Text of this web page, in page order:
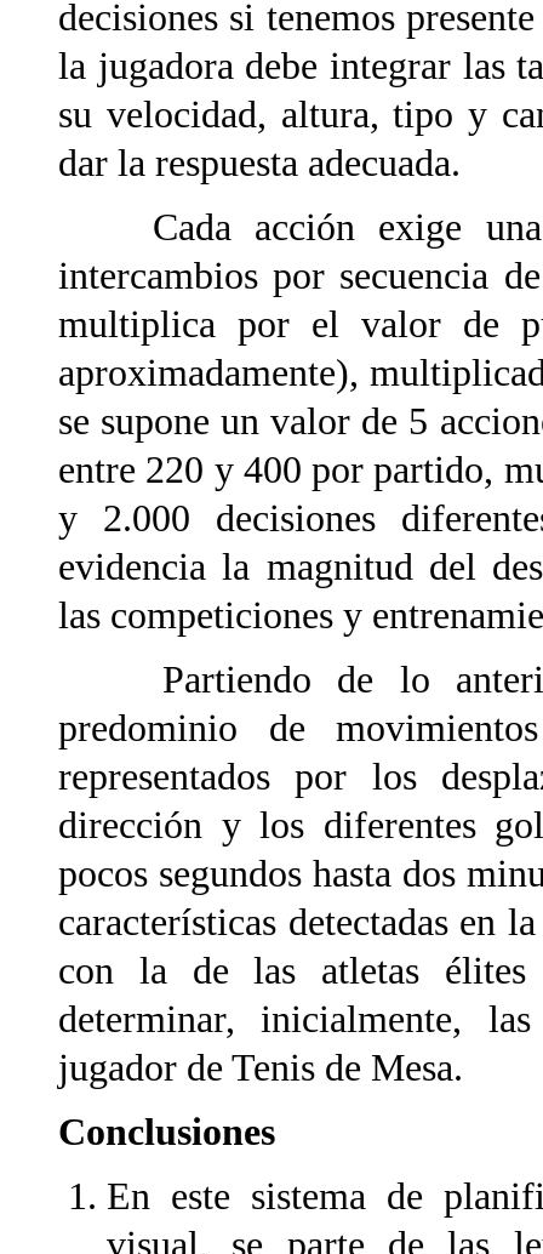
decisiones si tenemos
la jugadora debe integrar las
su velocidad, altura, tipo y
dar la respuesta adecuada.
Cada acción exige una
intercambios por secuencia
multiplica por el valor de
aproximadamente),
se supone un valor de 5
entre 220 y 400 por partido,
y 2.000 decisiones
evidencia la magnitud del
las competiciones y
Partiendo de lo
predominio de
representados por los
dirección y los diferentes
pocos segundos hasta dos
características detectadas en
con la de las atletas élites
determinar, inicialmente,
jugador de Tenis de Mesa.
Conclusiones
En este sistema de
visual, se parte de las